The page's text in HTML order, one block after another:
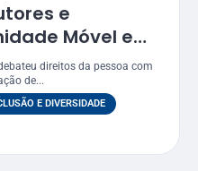
e
Móvel em
inclusivas e
direitos da pessoa com
de...
E DIVERSIDADE